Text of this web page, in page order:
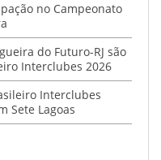
no Campeonato
do Futuro-RJ são
Interclubes 2026
Interclubes
Sete Lagoas